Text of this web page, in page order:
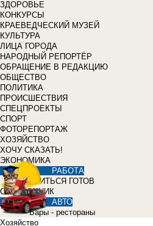
ЗДОРОВЬЕ
КОНКУРСЫ
КРАЕВЕДЧЕСКИЙ МУЗЕЙ
КУЛЬТУРА
ЛИЦА ГОРОДА
НАРОДНЫЙ РЕПОРТЁР
ОБРАЩЕНИЕ В РЕДАКЦИЮ
ОБЩЕСТВО
ПОЛИТИКА
ПРОИСШЕСТВИЯ
СПЕЦПРОЕКТЫ
СПОРТ
ФОТОРЕПОРТАЖ
ХОЗЯЙСТВО
ХОЧУ СКАЗАТЬ!
ЭКОНОМИКА
РАБОТА
УЧИТЬСЯ ГОТОВ
СПРАВОЧНИК
АВТО
Бары - рестораны
Хозяйство